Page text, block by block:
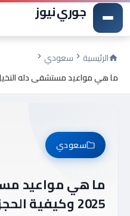
جوري نيوز
الرئيسية
سعودي
ما هي مواعيد مستشفى دله النخيل 2025 وكيفية الحجز
سعودي
ما هي مواعيد
2025 وكيفية الحجز بالخطوات؟